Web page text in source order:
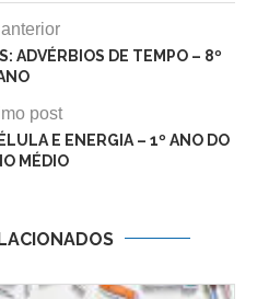
ADVÉRBIOS DE TEMPO – 8º
post
E ENERGIA – 1º ANO DO
MÉDIO